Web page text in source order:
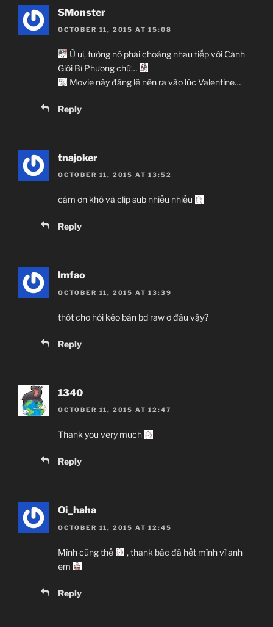
SMonster
OCTOBER 11, 2015 AT 15:08
Ù ui, tưởng nó phải choảng nhau tiếp với Cảnh
Giới Bỉ Phương chứ…
Movie này đáng lẽ nên ra vào lúc Valentine…
Reply
tnajoker
OCTOBER 11, 2015 AT 13:52
cám ơn khô và clip sub nhiều nhiều
Reply
lmfao
OCTOBER 11, 2015 AT 13:39
thớt cho hỏi kéo bản bd raw ở đâu vậy?
Reply
1340
OCTOBER 11, 2015 AT 12:47
Thank you very much
Reply
Oi_haha
OCTOBER 11, 2015 AT 12:45
Mình cũng thế
, thank bác đã hết mình vì anh
em
Reply